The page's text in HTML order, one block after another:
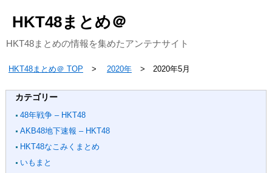
HKT48まとめ＠
HKT48まとめの情報を集めたアンテナサイト
HKT48まとめ＠ TOP 2020年 2020年5月
カテゴリー
48年戦争 – HKT48
AKB48地下速報 – HKT48
HKT48なこみくまとめ
いもまと